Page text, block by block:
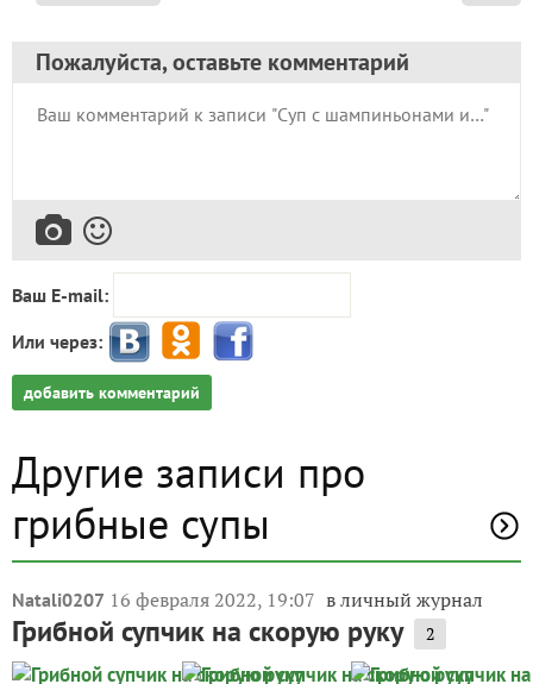
Пожалуйста, оставьте комментарий
Ваш E-mail:
Или через:
добавить комментарий
Другие записи про
грибные супы
Natali0207 16 февраля 2022, 19:07 в личный журнал
Грибной супчик на скорую руку 2